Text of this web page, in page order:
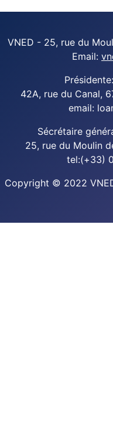
VNED - 25, rue du
Email:
42A, rue du Canal,
email:
Sécrétaire
25, rue du Moulin
tel:(+33)
Copyright © 2022